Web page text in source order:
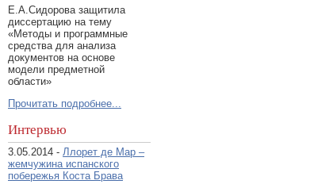
Е.А.Сидорова защитила
диссертацию на тему
«Методы и программные
средства для анализа
документов на основе
модели предметной
области»
Прочитать подробнее...
Интервью
3.05.2014 - Ллорет де Мар –
жемчужина испанского
побережья Коста Брава